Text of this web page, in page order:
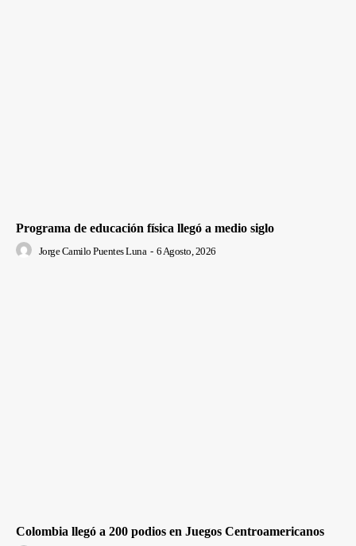
Programa de educación física llegó a medio siglo
Jorge Camilo Puentes Luna - 6 Agosto, 2026
Colombia llegó a 200 podios en Juegos Centroamericanos